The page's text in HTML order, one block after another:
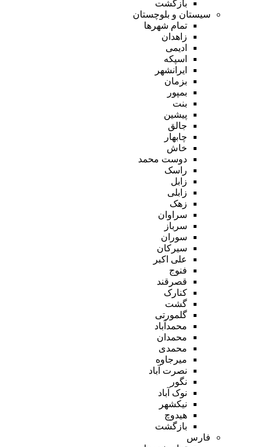
بازگشت
سیستان و بلوچستان
تمام شهر‌ها
زاهدان
ادیمی
اسپکه
ایرانشهر
بزمان
بمپور
بنت
پیشین
جالق
چابهار
خاش
دوست محمد
راسک
زابل
زابلی
زهک
سراوان
سرباز
سوران
سیرکان
علی اکبر
فنوج
قصرقند
کنارک
گشت
گلمورتی
محمدآباد
محمدان
محمدی
میرجاوه
نصرت آباد
نگور
نوک آباد
نیکشهر
هیدوچ
بازگشت
فارس